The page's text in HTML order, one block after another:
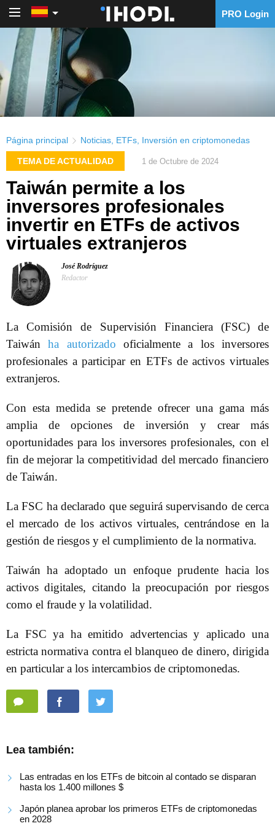
PRO Login
Página principal Noticias ETFs Inversión en criptomonedas
TEMA DE ACTUALIDAD 1 de Octubre de 2024
Taiwán permite a los
inversores profesionales
invertir en ETFs de activos
virtuales extranjeros
José Rodríguez
Redactor
La Comisión de Supervisión Financiera (FSC) de
Taiwánha autorizado oficialmente a los inversores
profesionales a participar en ETFs de activos virtuales
extranjeros.
Con esta medida se pretende ofrecer una gama más
amplia de opciones de inversión y crear más
oportunidades para los inversores profesionales, con el
fin de mejorar la competitividad del mercado financiero
de Taiwán.
La FSC ha declarado que seguirá supervisando de cerca
el mercado de los activos virtuales, centrándose en la
gestión de riesgos y el cumplimiento de la normativa.
Taiwán ha adoptado un enfoque prudente hacia los
activos digitales, citando la preocupación por riesgos
como el fraude y la volatilidad.
La FSC ya ha emitido advertencias y aplicado una
estricta normativa contra el blanqueo de dinero, dirigida
en particular a los intercambios de criptomonedas.
Lea también:
Las entradas en los ETFs de bitcoin al contado se disparan
hasta los 1.400 millones $
Japón planea aprobar los primeros ETFs de criptomonedas
en 2028